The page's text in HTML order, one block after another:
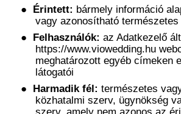
● Érintett: bármely információ
vagy azonosítható
● Felhasználók: az Adatkezelő
https://www.viowedding.hu
meghatározott egyéb címeken
látogatói
● Harmadik fél: természetes
közhatalmi szerv, ügynökség